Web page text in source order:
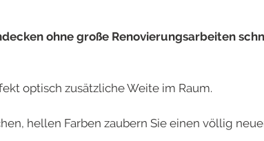
ohne große Renovierungsarbeiten
optisch zusätzliche Weite im Raum.
hellen Farben zaubern Sie einen völlig